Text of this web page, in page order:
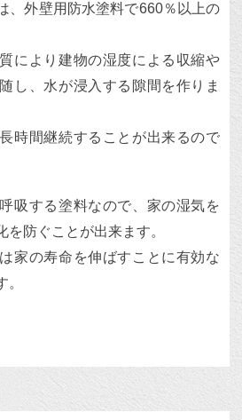
、外壁用防水塗料で660％以上の
により建物の湿度による収縮や
し、水が浸入する隙間を作りま
時間継続することが出来るので
吸する塗料なので、家の湿気を
を防ぐことが出来ます。
家の寿命を伸ばすことに有効な